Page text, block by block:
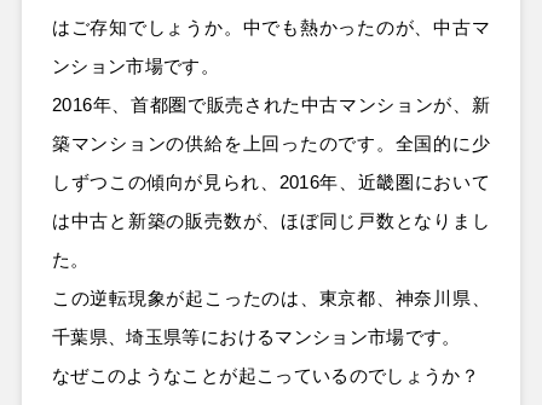
はご存知でしょうか。中でも熱かったのが、中古マ
ンション市場です。
2016年、首都圏で販売された中古マンションが、新
築マンションの供給を上回ったのです。全国的に少
しずつこの傾向が見られ、2016年、近畿圏において
は中古と新築の販売数が、ほぼ同じ戸数となりまし
た。
この逆転現象が起こったのは、東京都、神奈川県、
千葉県、埼玉県等におけるマンション市場です。
なぜこのようなことが起こっているのでしょうか？